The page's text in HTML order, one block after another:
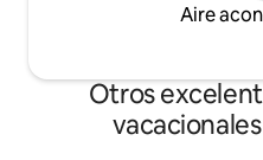
Aire
Otros